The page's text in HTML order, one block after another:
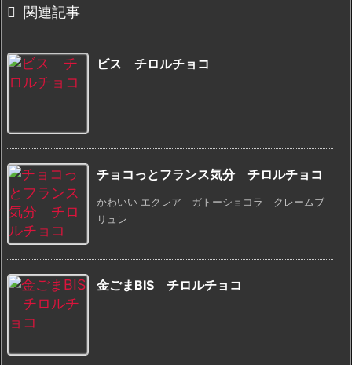
 関連記事
ビス チロルチョコ
チョコっとフランス気分 チロルチョコ
かわいい エクレア ガトーショコラ クレームブ
リュレ
金ごまBIS チロルチョコ